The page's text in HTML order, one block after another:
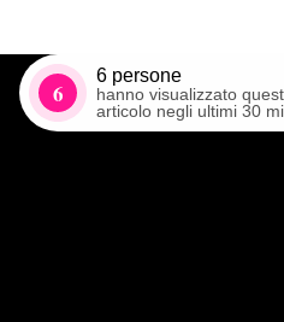
6
6 persone
hanno visualizzato
articolo negli ultimi 30
Richiedi
San
Pittore